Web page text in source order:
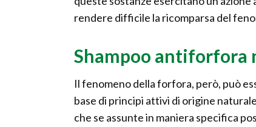
rendere difficile la ricomparsa del
Shampoo antiforfora
Il fenomeno della forfora, però, può
base di principi attivi di origine
che se assunte in maniera specifica